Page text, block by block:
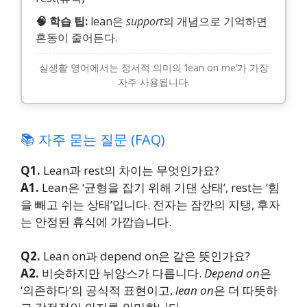
🧠 학습 팁: lean은 support의 개념으로 기억하면
혼동이 줄어든다.
실생활 영어에서는 정서적 의미의 ‘lean on me’가 가장
자주 사용됩니다.
📚 자주 묻는 질문 (FAQ)
Q1. Lean과 rest의 차이는 무엇인가요?
A1. Lean은 ‘균형을 잡기 위해 기댄 상태’, rest는 ‘힘
을 빼고 쉬는 상태’입니다. 전자는 잠깐의 지탱, 후자
는 안정된 휴식에 가깝습니다.
Q2. Lean on과 depend on은 같은 뜻인가요?
A2. 비슷하지만 뉘앙스가 다릅니다. Depend on은
‘의존하다’의 공식적 표현이고, lean on은 더 따뜻하